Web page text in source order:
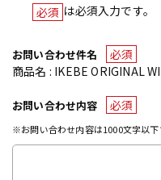
必須 は必須入力です。
お問い合わせ件名
必須
商品名 : IKEBE ORIGINAL
お問い合わせ内容 必須
※お問い合わせ内容は1000文字以